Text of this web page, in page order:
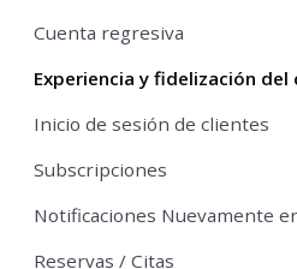
Cuenta regresiva
Experiencia y fidelización del
Inicio de sesión de clientes
Subscripciones
Notificaciones Nuevamente
Reservas / Citas